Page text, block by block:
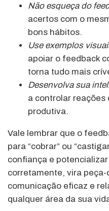
Não esqueça do
acertos com o
bons hábitos.
Use exemplos
apoiar o feedback
torna tudo mais
Desenvolva sua
a controlar reações
produtiva.
Vale lembrar que o
para “cobrar” ou
confiança e
corretamente, vira
comunicação eficaz e
qualquer área da sua